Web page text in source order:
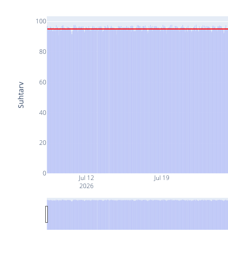
Jul 12
2026
Jul 19
0
20
40
60
80
100
Suhtarv